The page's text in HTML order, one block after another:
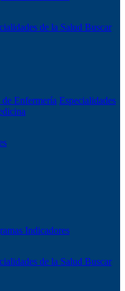
de la Salud Buscar
Enfermería Especialidades
Indicadores
de la Salud Buscar